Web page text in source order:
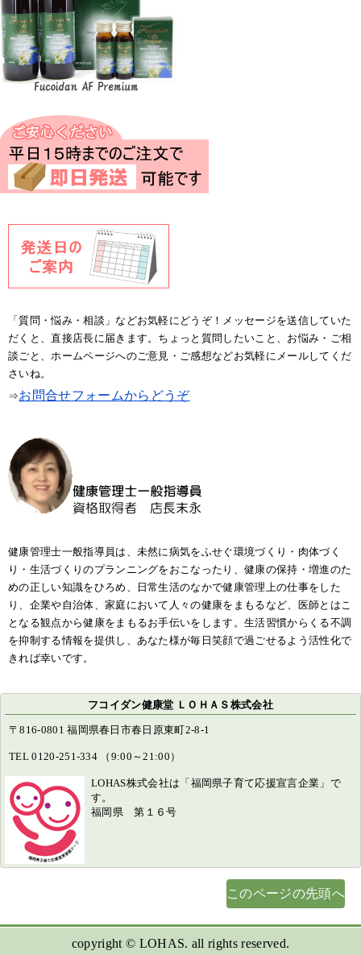
このページの先頭へ
「質問・悩み・相談」などお気軽にどうぞ！メッセージを送信していた
だくと、直接店長に届きます。ちょっと質問したいこと、お悩み・ご相
談ごと、ホームページへのご意見・ご感想などお気軽にメールしてくだ
さいね。
⇒お問合せフォームからどうぞ
健康管理士一般指導員は、未然に病気をふせぐ環境づくり・肉体づく
り・生活づくりのプランニングをおこなったり、健康の保持・増進のた
めの正しい知識をひろめ、日常生活のなかで健康管理上の仕事をした
り、企業や自治体、家庭において人々の健康をまもるなど、医師とはこ
となる観点から健康をまもるお手伝いをします。生活習慣からくる不調
を抑制する情報を提供し、あなた様が毎日笑顔で過ごせるよう活性化で
きれば幸いです。
フコイダン健康堂 ＬＯＨＡＳ株式会社
〒816-0801 福岡県春日市春日原東町2-8-1
TEL 0120-251-334 （9:00～21:00）
LOHAS株式会社は「福岡県子育て応援宣言企業」で
す。
福岡県 第１６号
copyright © LOHAS. all rights reserved.